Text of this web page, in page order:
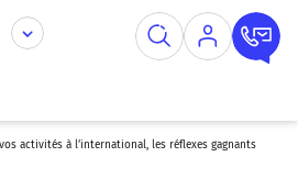
vos activités à l’international, les réflexes gagnants